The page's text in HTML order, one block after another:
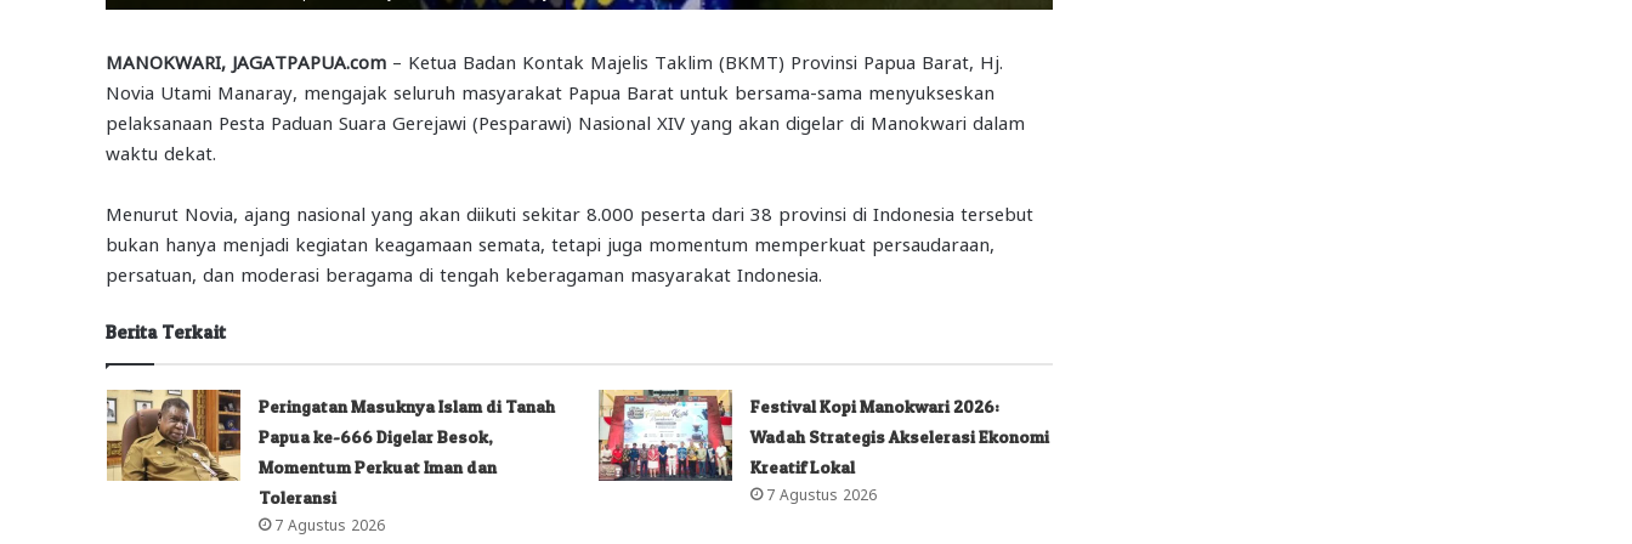
MANOKWARI, JAGATPAPUA.com – Ketua Badan Kontak Majelis Taklim (BKMT) Provinsi Papua Barat, Hj.
Novia Utami Manaray, mengajak seluruh masyarakat Papua Barat untuk bersama-sama menyukseskan
pelaksanaan Pesta Paduan Suara Gerejawi (Pesparawi) Nasional XIV yang akan digelar di Manokwari dalam
waktu dekat.
Menurut Novia, ajang nasional yang akan diikuti sekitar 8.000 peserta dari 38 provinsi di Indonesia tersebut
bukan hanya menjadi kegiatan keagamaan semata, tetapi juga momentum memperkuat persaudaraan,
persatuan, dan moderasi beragama di tengah keberagaman masyarakat Indonesia.
Berita Terkait
Peringatan Masuknya Islam di Tanah
Papua ke-666 Digelar Besok,
Momentum Perkuat Iman dan
Toleransi
7 Agustus 2026
Festival Kopi Manokwari 2026:
Wadah Strategis Akselerasi Ekonomi
Kreatif Lokal
7 Agustus 2026